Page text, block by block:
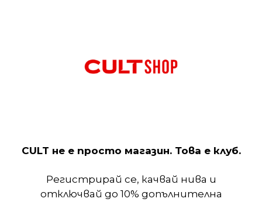
термалната блуза обгръщат тялото и
осигуряват връзка с други слоеве дрехи. Нека
CULT не е просто магазин. Това е клуб.
Регистрирай се, качвай нива и
отключвай до 10% допълнителна